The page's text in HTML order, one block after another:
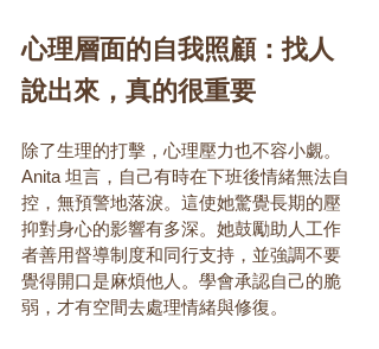
心理層面的自我照顧：找人
說出來，真的很重要
除了生理的打擊，心理壓力也不容小覷。
Anita 坦言，自己有時在下班後情緒無法自
控，無預警地落淚。這使她驚覺長期的壓
抑對身心的影響有多深。她鼓勵助人工作
者善用督導制度和同行支持，並強調不要
覺得開口是麻煩他人。學會承認自己的脆
弱，才有空間去處理情緒與修復。